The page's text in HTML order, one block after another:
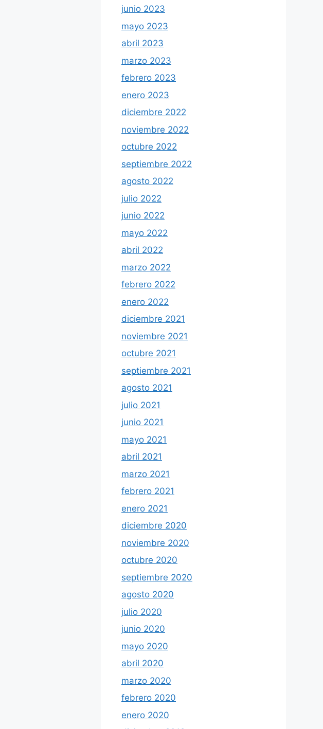
junio 2023
mayo 2023
abril 2023
marzo 2023
febrero 2023
enero 2023
diciembre 2022
noviembre 2022
octubre 2022
septiembre 2022
agosto 2022
julio 2022
junio 2022
mayo 2022
abril 2022
marzo 2022
febrero 2022
enero 2022
diciembre 2021
noviembre 2021
octubre 2021
septiembre 2021
agosto 2021
julio 2021
junio 2021
mayo 2021
abril 2021
marzo 2021
febrero 2021
enero 2021
diciembre 2020
noviembre 2020
octubre 2020
septiembre 2020
agosto 2020
julio 2020
junio 2020
mayo 2020
abril 2020
marzo 2020
febrero 2020
enero 2020